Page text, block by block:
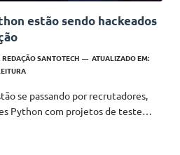
estão sendo hackeados
REDAÇÃO SANTOTECH
ATUALIZADO EM:
se passando por recrutadores,
Python com projetos de teste…